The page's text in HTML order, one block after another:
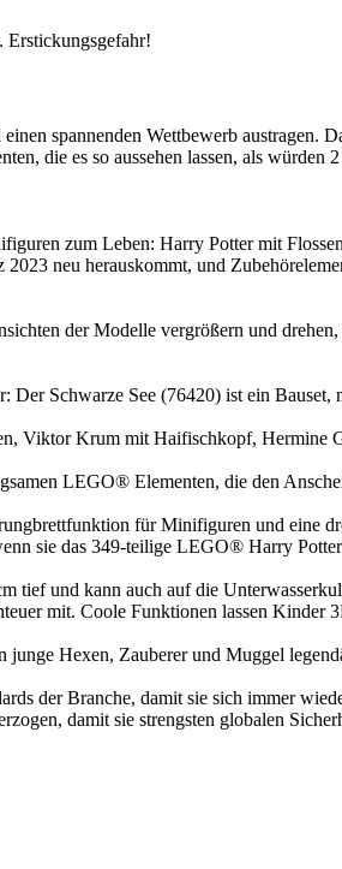
Erstickungsgefahr!
spannenden Wettbewerb austragen.
die es so aussehen lassen, als
zum Leben: Harry Potter mit
neu herauskommt, und
der Modelle vergrößern und drehen,
Schwarze See (76420) ist ein Bauset,
Krum mit Haifischkopf, Hermine
LEGO® Elementen, die den
für Minifiguren und eine
sie das 349-teilige LEGO® Harry
und kann auch auf die
mit. Coole Funktionen lassen Kinder
Hexen, Zauberer und Muggel
der Branche, damit sie sich immer
damit sie strengsten globalen